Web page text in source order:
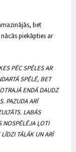
bet
piekāpties ar
PĒC SPĒLES AR
SPĒLĒ, BET
ENDĀ DAUDZ
PAZUDA ARĪ
LABĀS
NOSPĒLĒJA ĻOTI
TĀLĀK UN ARĪ